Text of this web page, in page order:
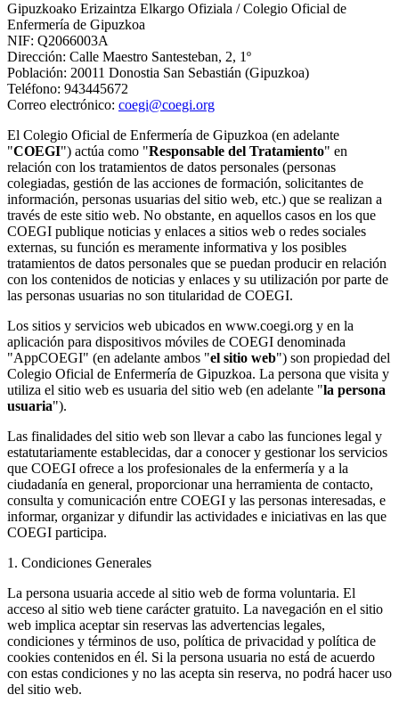
Gipuzkoako Erizaintza Elkargo Ofiziala / Colegio Oficial de
Enfermería de Gipuzkoa
NIF: Q2066003A
Dirección: Calle Maestro Santesteban, 2, 1º
Población: 20011 Donostia San Sebastián (Gipuzkoa)
Teléfono: 943445672
Correo electrónico: coegi@coegi.org
El Colegio Oficial de Enfermería de Gipuzkoa (en adelante
"COEGI") actúa como "Responsable del Tratamiento" en
relación con los tratamientos de datos personales (personas
colegiadas, gestión de las acciones de formación, solicitantes de
información, personas usuarias del sitio web, etc.) que se realizan a
través de este sitio web. No obstante, en aquellos casos en los que
COEGI publique noticias y enlaces a sitios web o redes sociales
externas, su función es meramente informativa y los posibles
tratamientos de datos personales que se puedan producir en relación
con los contenidos de noticias y enlaces y su utilización por parte de
las personas usuarias no son titularidad de COEGI.
Los sitios y servicios web ubicados en www.coegi.org y en la
aplicación para dispositivos móviles de COEGI denominada
"AppCOEGI" (en adelante ambos "el sitio web") son propiedad del
Colegio Oficial de Enfermería de Gipuzkoa. La persona que visita y
utiliza el sitio web es usuaria del sitio web (en adelante "la persona
usuaria").
Las finalidades del sitio web son llevar a cabo las funciones legal y
estatutariamente establecidas, dar a conocer y gestionar los servicios
que COEGI ofrece a los profesionales de la enfermería y a la
ciudadanía en general, proporcionar una herramienta de contacto,
consulta y comunicación entre COEGI y las personas interesadas, e
informar, organizar y difundir las actividades e iniciativas en las que
COEGI participa.
1. Condiciones Generales
La persona usuaria accede al sitio web de forma voluntaria. El
acceso al sitio web tiene carácter gratuito. La navegación en el sitio
web implica aceptar sin reservas las advertencias legales,
condiciones y términos de uso, política de privacidad y política de
cookies contenidos en él. Si la persona usuaria no está de acuerdo
con estas condiciones y no las acepta sin reserva, no podrá hacer uso
del sitio web.